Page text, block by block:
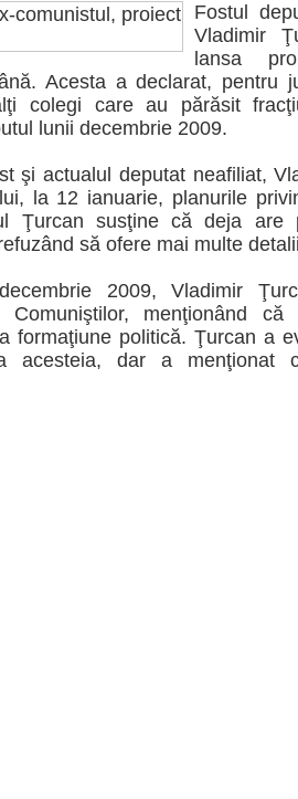
Fostul
Vladimir
lansa
Acesta a declarat, pentru
colegi care au părăsit
lunii decembrie 2009.
şi actualul deputat neafiliat,
la 12 ianuarie, planurile
Ţurcan susţine că deja are
să ofere mai multe
2009, Vladimir
Comuniştilor, menţionând
formaţiune politică. Ţurcan a
acesteia, dar a menţionat